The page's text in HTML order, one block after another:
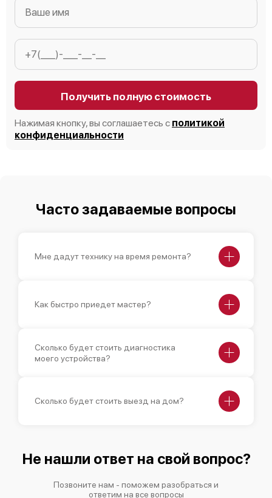
Получить полную стоимость
Нажимая кнопку, вы соглашаетесь с политикой
конфиденциальности
Часто задаваемые вопросы
Мне дадут технику на время ремонта?
Как быстро приедет мастер?
Сколько будет стоить диагностика
моего устройства?
Сколько будет стоить выезд на дом?
Не нашли ответ на свой вопрос?
Позвоните нам - поможем разобраться и
ответим на все вопросы